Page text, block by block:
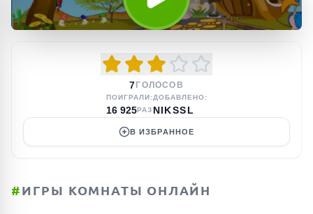
7 ГОЛОСОВ
ПОИГРАЛИ:
16 925РАЗ
ДОБАВЛЕНО:
NIKSSL
В ИЗБРАННОЕ
#ИГРЫ КОМНАТЫ ОНЛАЙН